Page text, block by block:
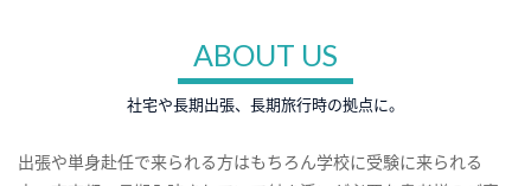
ABOUT US
社宅や長期出張、長期旅行時の拠点に。
出張や単身赴任で来られる方はもちろん学校に受験に来られる